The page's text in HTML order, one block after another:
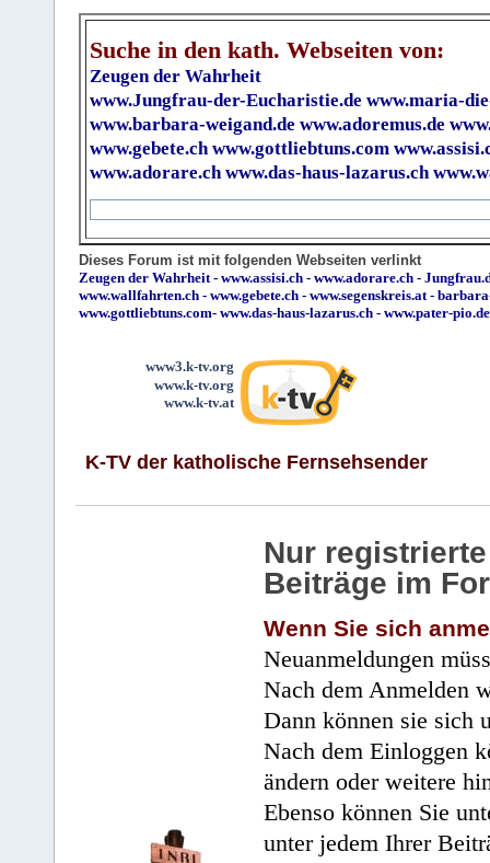
Suche in den kath. Webseiten von:
Zeugen der Wahrheit
www.Jungfrau-der-Eucharistie.de www.maria-
www.barbara-weigand.de www.adoremus.de
www.gebete.ch www.gottliebtuns.com
www.adorare.ch www.das-haus-lazarus.ch
Dieses Forum ist mit folgenden Webseiten verlinkt
Zeugen der Wahrheit - www.assisi.ch - www.adorare.ch -
www.wallfahrten.ch - www.gebete.ch - www.segenskreis.at -
www.gottliebtuns.com- www.das-haus-lazarus.ch - www.pater-pio.de
www3.k-tv.org
www.k-tv.org
www.k-tv.at
K-TV der katholische Fernsehsender
Nur
Beiträge im
Wenn Sie sich
Neuanmeldungen
Nach dem Anmelden
Dann können sie sich
Nach dem Einloggen
ändern oder weitere
Ebenso können Sie
unter jedem Ihrer